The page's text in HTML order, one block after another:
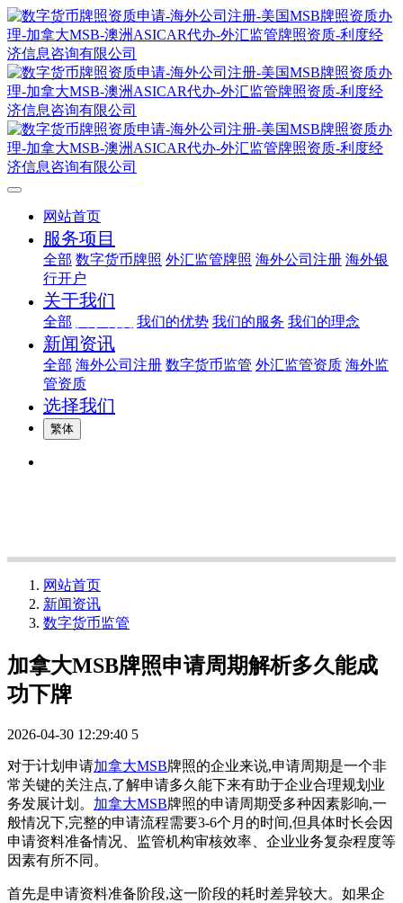
网站首页
服务项目
全部 数字货币牌照 外汇监管牌照 海外公司注册 海外银
行开户
关于我们
全部 我们的优势 我们的服务 我们的理念
新闻资讯
全部 海外公司注册 数字货币监管 外汇监管资质 海外监
管资质
选择我们
繁体
网站首页
新闻资讯
数字货币监管
加拿大MSB牌照申请周期解析多久能成
功下牌
2026-04-30 12:29:40 5
对于计划申请加拿大MSB牌照的企业来说,申请周期是一个非
常关键的关注点,了解申请多久能下来有助于企业合理规划业
务发展计划。 加拿大MSB牌照的申请周期受多种因素影响,一
般情况下,完整的申请流程需要3-6个月的时间,但具体时长会因
申请资料准备情况、监管机构审核效率、企业业务复杂程度等
因素有所不同。
首先是申请资料准备阶段,这一阶段的耗时差异较大。如果企